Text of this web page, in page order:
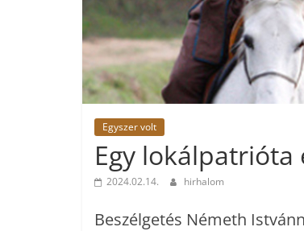
Egyszer volt
Egy lokálpatrióta
2024.02.14. hirhalom
Beszélgetés Németh